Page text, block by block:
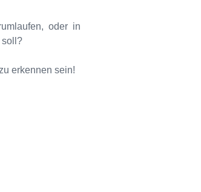
oder in
soll?
erkennen sein!